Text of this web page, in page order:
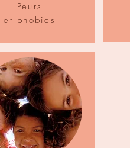
Peurs
et phobies